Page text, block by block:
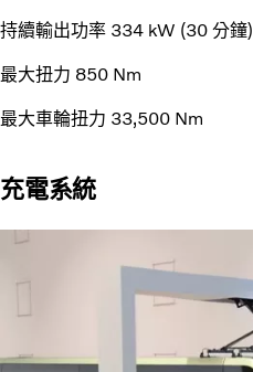
持續輸出功率 334 kW (30 分鐘)
最大扭力 850 Nm
最大車輪扭力 33,500 Nm
充電系統